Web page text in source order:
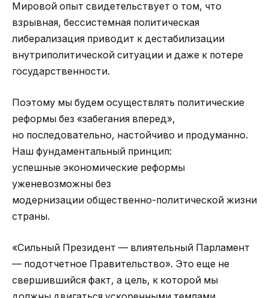
Мировой опыт свидетельствует о том, что
взрывная, бессистемная политическая
либерализация приводит к дестабилизации
внутриполитической ситуации и даже к потере
государственности.
Поэтому мы будем осуществлять политические
реформы без «забегания вперед»,
но последовательно, настойчиво и продуманно.
Наш фундаментальный принцип:
успешные экономические реформы
уженевозможны без
модернизации общественно-политической жизни
страны.
«Сильный Президент — влиятельный Парламент
— подотчетное Правительство». Это еще не
свершившийся факт, а цель, к которой мы